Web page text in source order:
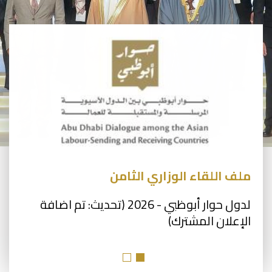
ملف اللقاء الوزاري الثامن
لدول حوار أبوظبي - 2026 (تحديث: تم اضافة
الإعلان المشترك)